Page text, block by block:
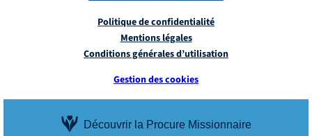
Découvrir la Procure Missionnaire
Politique de confidentialité
Mentions légales
Conditions générales d’utilisation
Gestion des cookies